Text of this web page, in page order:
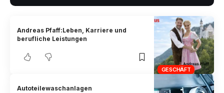
GESCHÄFT
Andreas Pfaff:Leben, Karriere und
berufliche Leistungen
Autoteilewaschanlagen